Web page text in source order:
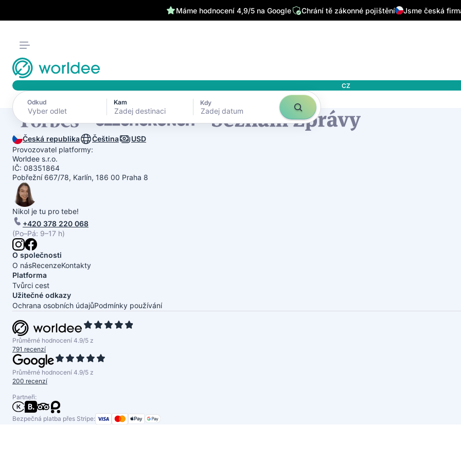
Máme hodnocení 4,9/5 na Google Chrání tě zákonné pojištění Jsme česká
CZ
Odkud Kam Kdy
Zadej datum
Česká republika Čeština
USD
Provozovatel platformy:
Worldee s.r.o.
IČ: 08351864
Pobřežní 667/78, Karlín, 186 00 Praha 8
Nikol je tu pro tebe!
+420 378 220 068
(Po–Pá: 9–17 h)
O společnosti
O násRecenzeKontakty
Platforma
Tvůrci cest
Užitečné odkazy
Ochrana osobních údajůPodmínky používání
Průměrné hodnocení 4.9/5 z
791 recenzí
Průměrné hodnocení 4.9/5 z
200 recenzí
Partneři:
Bezpečná platba přes Stripe: